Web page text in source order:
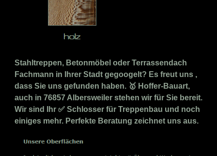
Stahltreppen, Betonmöbel oder Terrassendach
Fachmann in Ihrer Stadt gegoogelt? Es freut uns ,
dass Sie uns gefunden haben. 🥇 Hoffer-Bauart,
auch in 76857 Albersweiler stehen wir für Sie bereit.
Wir sind Ihr ✅ Schlosser für Treppenbau und noch
einiges mehr. Perfekte Beratung zeichnet uns aus.